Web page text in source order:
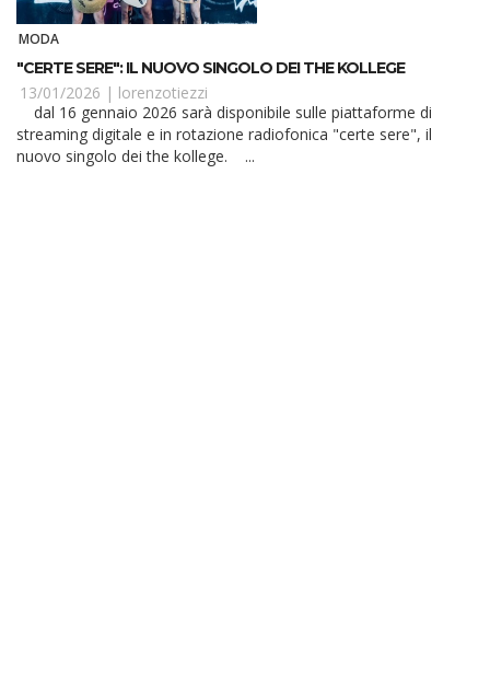
MODA
"CERTE SERE": IL NUOVO SINGOLO DEI THE KOLLEGE
13/01/2026 | lorenzotiezzi
streaming digitale e in rotazione radiofonica "certe sere", il
nuovo singolo dei the kollege. ...